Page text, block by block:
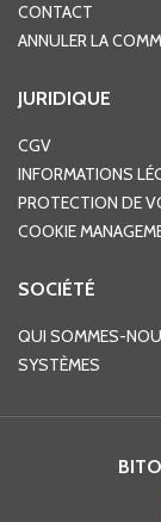
CONTACT
ANNULER LA
JURIDIQUE
CGV
INFORMATIONS
PROTECTION DE
COOKIE
SOCIÉTÉ
QUI SOMMES-
SYSTÈMES